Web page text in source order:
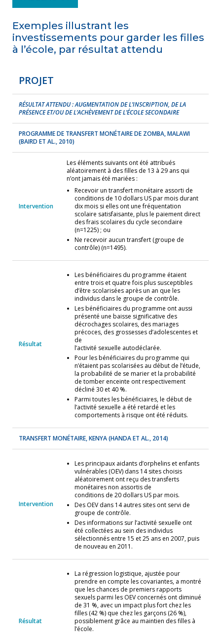
Exemples illustrant les
investissements pour garder les filles
à l’école, par résultat attendu
PROJET
RÉSULTAT ATTENDU : AUGMENTATION DE L’INSCRIPTION, DE LA
PRÉSENCE ET/OU DE L’ACHÈVEMENT DE L’ÉCOLE SECONDAIRE
PROGRAMME DE TRANSFERT MONÉTAIRE DE ZOMBA, MALAWI
(BAIRD ET AL., 2010)
Intervention
Les éléments suivants ont été attribués
aléatoirement à des filles de 13 à 29 ans qui
n’ont jamais été mariées :
Recevoir un transfert monétaire assorti de
conditions de 10 dollars US par mois durant
dix mois si elles ont une fréquentation
scolaire satisfaisante, plus le paiement direct
des frais scolaires du cycle secondaire
(n=1225) ; ou
Ne recevoir aucun transfert (groupe de
contrôle) (n=1495).
Résultat
Les bénéficiaires du programme étaient
entre trois et quatre fois plus susceptibles
d’être scolarisées après un an que les
individus dans le groupe de contrôle.
Les bénéficiaires du programme ont aussi
présenté une baisse significative des
décrochages scolaires, des mariages
précoces, des grossesses d’adolescentes et
de
l’activité sexuelle autodéclarée.
Pour les bénéficiaires du programme qui
n’étaient pas scolarisées au début de l’étude,
la probabilité de se marier et la probabilité
de tomber enceinte ont respectivement
décliné 30 et 40 %.
Parmi toutes les bénéficiaires, le début de
l’activité sexuelle a été retardé et les
comportements à risque ont été réduits.
TRANSFERT MONÉTAIRE, KENYA(HANDA ET AL., 2014)
Intervention
Les principaux aidants d’orphelins et enfants
vulnérables (OEV) dans 14 sites choisis
aléatoirement ont reçu des transferts
monétaires non assortis de
conditions de 20 dollars US par mois.
Des OEV dans 14 autres sites ont servi de
groupe de contrôle.
Des informations sur l’activité sexuelle ont
été collectées au sein des individus
sélectionnés entre 15 et 25 ans en 2007, puis
de nouveau en 2011.
Résultat
La régression logistique, ajustée pour
prendre en compte les covariantes, a montré
que les chances de premiers rapports
sexuels parmi les OEV concernés ont diminué
de 31 %, avec un impact plus fort chez les
filles (42 %) que chez les garçons (26 %),
possiblement grâce au maintien des filles à
l’école.